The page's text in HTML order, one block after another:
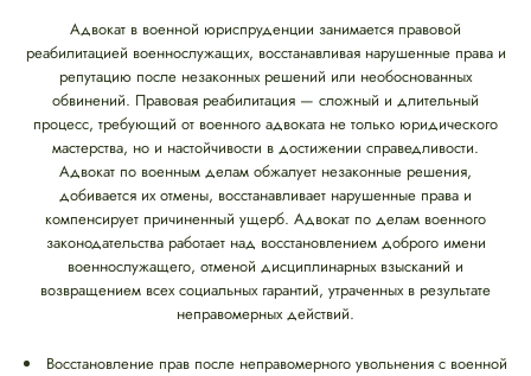
Адвокат в военной юриспруденции занимается правовой
реабилитацией военнослужащих, восстанавливая нарушенные права и
репутацию после незаконных решений или необоснованных
обвинений. Правовая реабилитация — сложный и длительный
процесс, требующий от военного адвоката не только юридического
мастерства, но и настойчивости в достижении справедливости.
Адвокат по военным делам обжалует незаконные решения,
добивается их отмены, восстанавливает нарушенные права и
компенсирует причиненный ущерб. Адвокат по делам военного
законодательства работает над восстановлением доброго имени
военнослужащего, отменой дисциплинарных взысканий и
возвращением всех социальных гарантий, утраченных в результате
неправомерных действий.
Восстановление прав после неправомерного увольнения с военной